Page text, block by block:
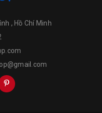
, Hồ Chí Minh